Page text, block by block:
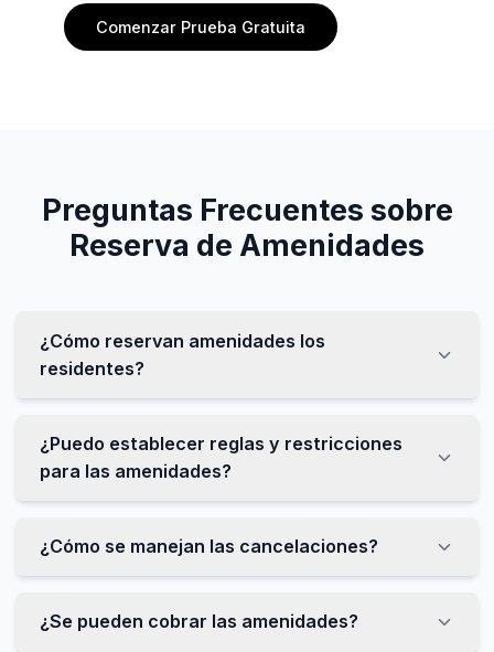
Comenzar Prueba Gratuita
Preguntas Frecuentes sobre
Reserva de Amenidades
¿Cómo reservan amenidades los
residentes?
¿Puedo establecer reglas y restricciones
para las amenidades?
¿Cómo se manejan las cancelaciones?
¿Se pueden cobrar las amenidades?